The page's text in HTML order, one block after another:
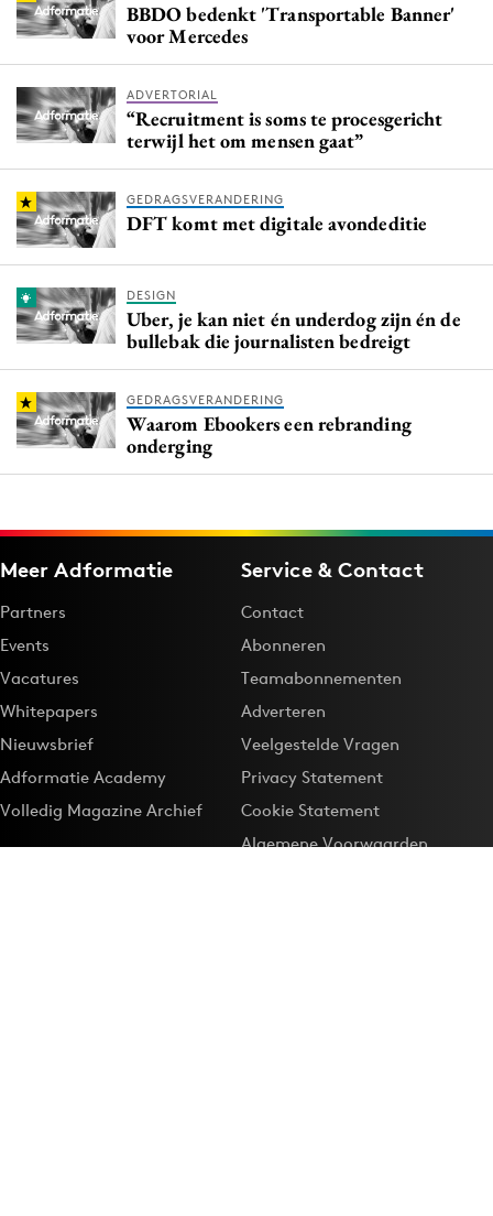
BBDO bedenkt 'Transportable Banner'
voor Mercedes
ADVERTORIAL
“Recruitment is soms te procesgericht
terwijl het om mensen gaat”
GEDRAGSVERANDERING
DFT komt met digitale avondeditie
DESIGN
Uber, je kan niet én underdog zijn én de
bullebak die journalisten bedreigt
GEDRAGSVERANDERING
Waarom Ebookers een rebranding
onderging
Meer Adformatie
Partners
Events
Vacatures
Whitepapers
Nieuwsbrief
Adformatie Academy
Volledig Magazine Archief
Service & Contact
Contact
Abonneren
Teamabonnementen
Adverteren
Veelgestelde Vragen
Privacy Statement
Cookie Statement
Algemene Voorwaarden